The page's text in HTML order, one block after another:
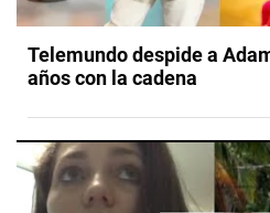
Telemundo despide a
años con la cadena